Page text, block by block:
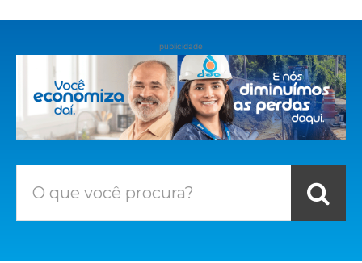
publicidade
O que você procura?